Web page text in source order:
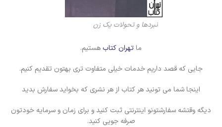
نبردها و تحولات یک زن
ماتهران کتاب هستیم.
جایی که قصد داریم خدمات خیلی متفاوت تری بهتون تقدیم کنیم.
اینجا شما می تونید هر کتاب از هر نشری که بخواید سفارش بدید
دیگه وقتشه سفارشتونو اینترنتی ثبت کنید و برای زمان و سرمایه خودتون
صرفه جویی کنید.